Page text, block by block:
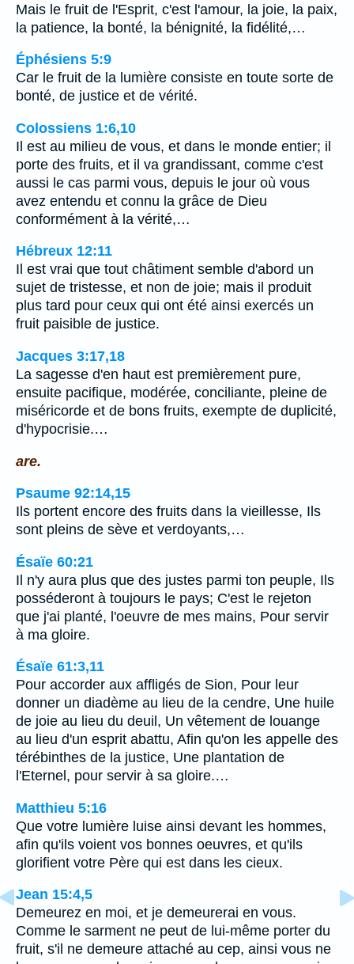
Mais le fruit de l'Esprit, c'est l'amour, la joie, la paix,
la patience, la bonté, la bénignité, la fidélité,…
Éphésiens 5:9
Car le fruit de la lumière consiste en toute sorte de
bonté, de justice et de vérité.
Colossiens 1:6,10
Il est au milieu de vous, et dans le monde entier; il
porte des fruits, et il va grandissant, comme c'est
aussi le cas parmi vous, depuis le jour où vous
avez entendu et connu la grâce de Dieu
conformément à la vérité,…
Hébreux 12:11
Il est vrai que tout châtiment semble d'abord un
sujet de tristesse, et non de joie; mais il produit
plus tard pour ceux qui ont été ainsi exercés un
fruit paisible de justice.
Jacques 3:17,18
La sagesse d'en haut est premièrement pure,
ensuite pacifique, modérée, conciliante, pleine de
miséricorde et de bons fruits, exempte de duplicité,
d'hypocrisie.…
are.
Psaume 92:14,15
Ils portent encore des fruits dans la vieillesse, Ils
sont pleins de sève et verdoyants,…
Ésaïe 60:21
Il n'y aura plus que des justes parmi ton peuple, Ils
posséderont à toujours le pays; C'est le rejeton
que j'ai planté, l'oeuvre de mes mains, Pour servir
à ma gloire.
Ésaïe 61:3,11
Pour accorder aux affligés de Sion, Pour leur
donner un diadème au lieu de la cendre, Une huile
de joie au lieu du deuil, Un vêtement de louange
au lieu d'un esprit abattu, Afin qu'on les appelle des
térébinthes de la justice, Une plantation de
l'Eternel, pour servir à sa gloire.…
Matthieu 5:16
Que votre lumière luise ainsi devant les hommes,
afin qu'ils voient vos bonnes oeuvres, et qu'ils
glorifient votre Père qui est dans les cieux.
Jean 15:4,5
Demeurez en moi, et je demeurerai en vous.
Comme le sarment ne peut de lui-même porter du
fruit, s'il ne demeure attaché au cep, ainsi vous ne